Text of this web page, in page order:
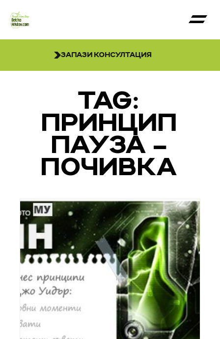
ЗАПАЗИ КОНСУЛТАЦИЯ
TAG:
ПРИНЦИП
ПАУЗА –
ПОЧИВКА